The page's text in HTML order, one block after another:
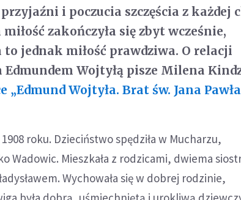
i poczucia szczęścia z każdej
zakończyła się zbyt wcześnie,
to jednak miłość prawdziwa. O relacji
Edmundem Wojtyłą pisze Milena
„Edmund Wojtyła. Brat św. Jana
roku. Dzieciństwo spędziła w Mucharzu,
Wadowic. Mieszkała z rodzicami, dwiema
Wychowała się w dobrej rodzinie,